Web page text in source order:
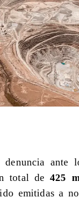
denuncia ante
total de425
emitidas a